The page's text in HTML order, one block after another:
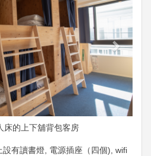
床的上下舖背包客房
有讀書燈, 電源插座（四個), wifi